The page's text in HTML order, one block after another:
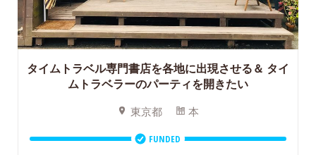
タイムトラベル専門書店を各地に出現させる＆ タイ
ムトラベラーのパーティを開きたい
東京都 本
FUNDED